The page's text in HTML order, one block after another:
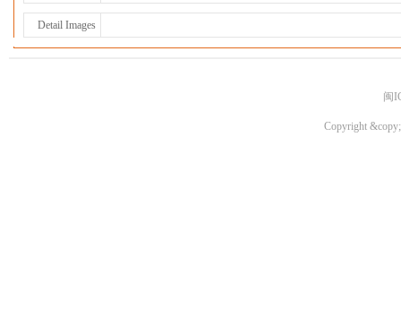
Detail Images
闽
Copyright